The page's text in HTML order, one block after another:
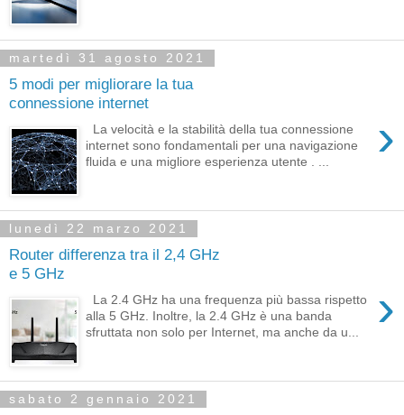
martedì 31 agosto 2021
5 modi per migliorare la tua
connessione internet
›
La velocità e la stabilità della tua connessione
internet sono fondamentali per una navigazione
fluida e una migliore esperienza utente . ...
lunedì 22 marzo 2021
Router differenza tra il 2,4 GHz
e 5 GHz
›
La 2.4 GHz ha una frequenza più bassa rispetto
alla 5 GHz. Inoltre, la 2.4 GHz è una banda
sfruttata non solo per Internet, ma anche da u...
sabato 2 gennaio 2021